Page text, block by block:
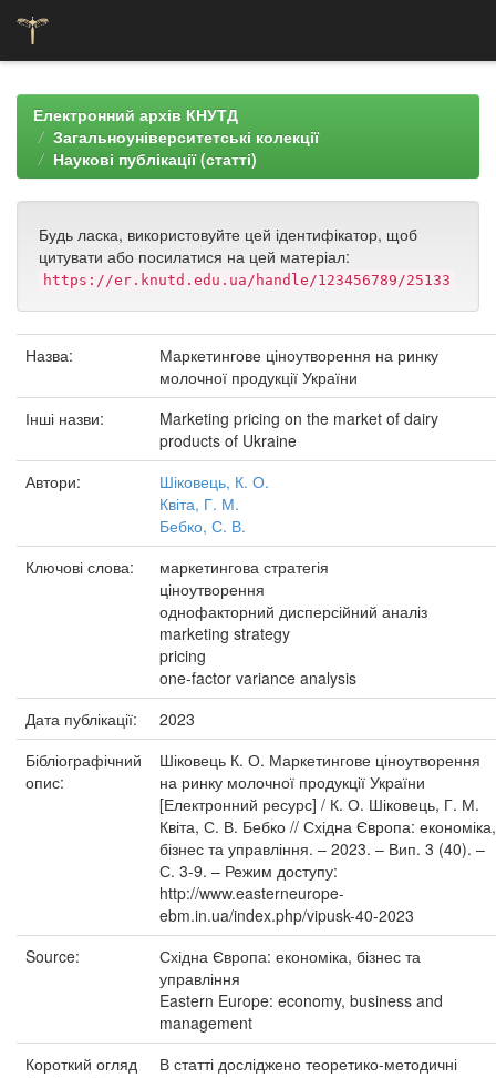
navigationЕлектронний архів КНУТД
Загальноуніверситетські колекції
Наукові публікації (статті)
Будь ласка, використовуйте цей ідентифікатор, щоб
цитувати або посилатися на цей матеріал:
https://er.knutd.edu.ua/handle/123456789/25133
Назва:
Маркетингове ціноутворення на ринку
молочної продукції України
Інші назви:
Marketing pricing on the market of dairy
products of Ukraine
Автори:
Шіковець, К. О.
Квіта, Г. М.
Бебко, С. В.
Ключові слова:
маркетингова стратегія
ціноутворення
однофакторний дисперсійний аналіз
marketing strategy
pricing
one-factor variance analysis
Дата публікації:
2023
Бібліографічний
опис:
Шіковець К. О. Маркетингове ціноутворення
на ринку молочної продукції України
[Електронний ресурс] / К. О. Шіковець, Г. М.
Квіта, С. В. Бебко // Східна Європа: економіка,
бізнес та управління. – 2023. – Вип. 3 (40). –
С. 3-9. – Режим доступу:
http://www.easterneurope-
ebm.in.ua/index.php/vipusk-40-2023
Source:
Східна Європа: економіка, бізнес та
управління
Eastern Europe: economy, business and
management
Короткий огляд
В статті досліджено теоретико-методичні